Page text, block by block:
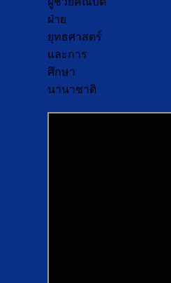
ฝ่าย
ยุทธศาสตร์
และการ
ศึกษา
นานาชาติ